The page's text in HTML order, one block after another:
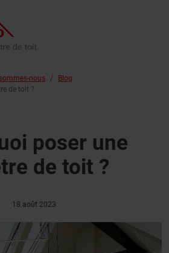
nous
Blog
de toit ?
poser une
de toit ?
18 août 2023